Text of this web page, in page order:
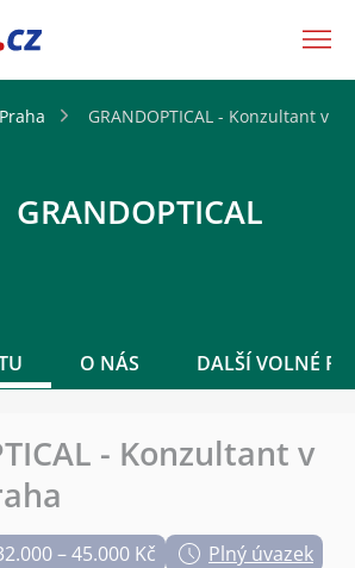
Praha GRANDOPTICAL - Konzultant v
GRANDOPTICAL
O NÁS DALŠÍ VOLNÉ
- Konzultant v
– 45.000 Kč Plný úvazek